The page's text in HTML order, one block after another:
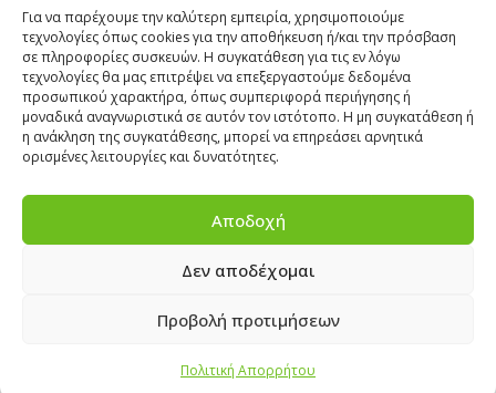
Για να παρέχουμε την καλύτερη εμπειρία, χρησιμοποιούμε
τεχνολογίες όπως cookies για την αποθήκευση ή/και την πρόσβαση
σε πληροφορίες συσκευών. Η συγκατάθεση για τις εν λόγω
τεχνολογίες θα μας επιτρέψει να επεξεργαστούμε δεδομένα
προσωπικού χαρακτήρα, όπως συμπεριφορά περιήγησης ή
μοναδικά αναγνωριστικά σε αυτόν τον ιστότοπο. Η μη συγκατάθεση ή
η ανάκληση της συγκατάθεσης, μπορεί να επηρεάσει αρνητικά
ορισμένες λειτουργίες και δυνατότητες.
Αποδοχή
Δεν αποδέχομαι
Προβολή προτιμήσεων
Πολιτική Απορρήτου
paros@cleanit.gr
Υποκατάστημα Σαντορίνης
Έξω Γωνία, Σαντορίνη847 00
22860 22322
CORNER|ΕΠΙΚΟΙΝΩΝΙΑ
2025 © CLEANIT Equipment and Supplies